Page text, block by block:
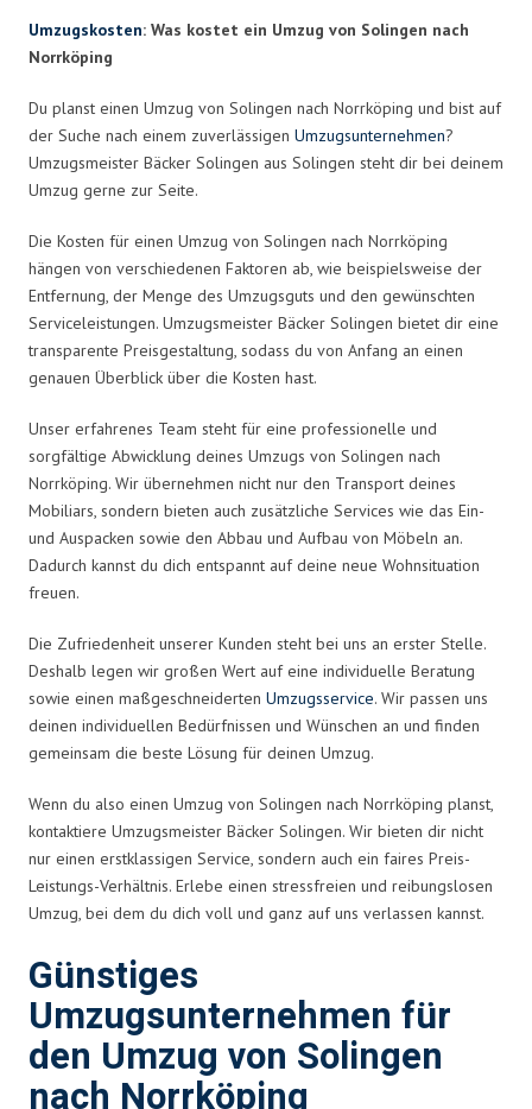
Umzugskosten: Was kostet ein Umzug von Solingen nach
Norrköping
Du planst einen Umzug von Solingen nach Norrköping und bist auf
der Suche nach einem zuverlässigen Umzugsunternehmen?
Umzugsmeister Bäcker Solingen aus Solingen steht dir bei deinem
Umzug gerne zur Seite.
Die Kosten für einen Umzug von Solingen nach Norrköping
hängen von verschiedenen Faktoren ab, wie beispielsweise der
Entfernung, der Menge des Umzugsguts und den gewünschten
Serviceleistungen. Umzugsmeister Bäcker Solingen bietet dir eine
transparente Preisgestaltung, sodass du von Anfang an einen
genauen Überblick über die Kosten hast.
Unser erfahrenes Team steht für eine professionelle und
sorgfältige Abwicklung deines Umzugs von Solingen nach
Norrköping. Wir übernehmen nicht nur den Transport deines
Mobiliars, sondern bieten auch zusätzliche Services wie das Ein-
und Auspacken sowie den Abbau und Aufbau von Möbeln an.
Dadurch kannst du dich entspannt auf deine neue Wohnsituation
freuen.
Die Zufriedenheit unserer Kunden steht bei uns an erster Stelle.
Deshalb legen wir großen Wert auf eine individuelle Beratung
sowie einen maßgeschneiderten Umzugsservice. Wir passen uns
deinen individuellen Bedürfnissen und Wünschen an und finden
gemeinsam die beste Lösung für deinen Umzug.
Wenn du also einen Umzug von Solingen nach Norrköping planst,
kontaktiere Umzugsmeister Bäcker Solingen. Wir bieten dir nicht
nur einen erstklassigen Service, sondern auch ein faires Preis-
Leistungs-Verhältnis. Erlebe einen stressfreien und reibungslosen
Umzug, bei dem du dich voll und ganz auf uns verlassen kannst.
Günstiges
Umzugsunternehmen für
den Umzug von Solingen
nach Norrköping